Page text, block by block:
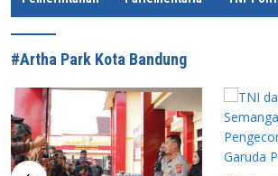
e
#Artha Park Kota Bandung